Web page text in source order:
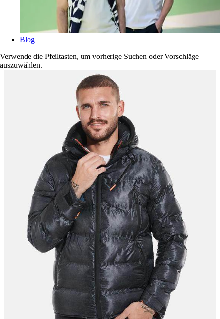
Blog
Verwende die Pfeiltasten, um vorherige Suchen oder Vorschläge
auszuwählen.